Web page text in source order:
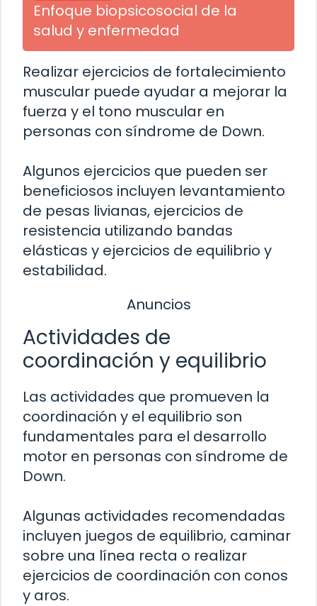
Enfoque biopsicosocial de la
salud y enfermedad
Realizar ejercicios de fortalecimiento
muscular puede ayudar a mejorar la
fuerza y el tono muscular en
personas con síndrome de Down.
Algunos ejercicios que pueden ser
beneficiosos incluyen levantamiento
de pesas livianas, ejercicios de
resistencia utilizando bandas
elásticas y ejercicios de equilibrio y
estabilidad.
Anuncios
Actividades de
coordinación y equilibrio
Las actividades que promueven la
coordinación y el equilibrio son
fundamentales para el desarrollo
motor en personas con síndrome de
Down.
Algunas actividades recomendadas
incluyen juegos de equilibrio, caminar
sobre una línea recta o realizar
ejercicios de coordinación con conos
y aros.